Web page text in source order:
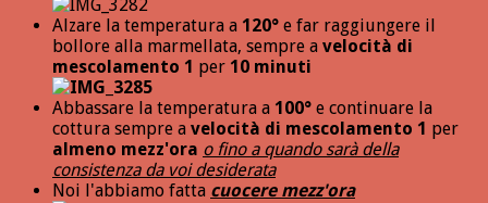
Alzare la temperatura a 120° e far raggiungere il
bollore alla marmellata, sempre a velocità di
mescolamento 1 per 10 minuti
Abbassare la temperatura a 100° e continuare la
cottura sempre a velocità di mescolamento 1 per
almeno mezz'ora o fino a quando sarà della
consistenza da voi desiderata
Noi l'abbiamo fatta cuocere mezz'ora